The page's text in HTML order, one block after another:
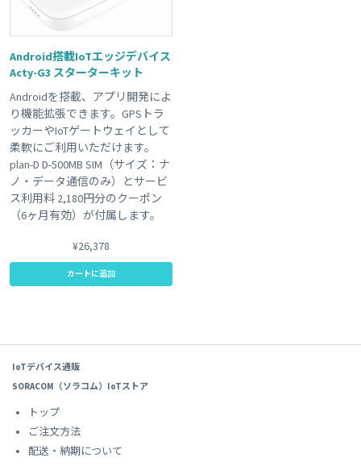
Android搭載IoTエッジデバイス
Acty-G3 スターターキット
Androidを搭載、アプリ開発によ
り機能拡張できます。GPSトラ
ッカーやIoTゲートウェイとして
柔軟にご利用いただけます。
plan-D D-500MB SIM（サイズ：ナ
ノ・データ通信のみ）とサービ
ス利用料 2,180円分のクーポン
（6ヶ月有効）が付属します。
¥26,378
カートに追加
IoTデバイス通販
SORACOM（ソラコム）IoTストア
トップ
ご注文方法
配送・納期について